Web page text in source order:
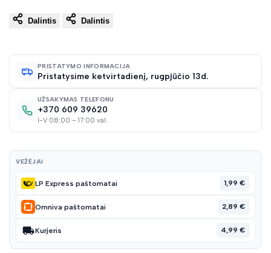
Dalintis Dalintis
PRISTATYMO INFORMACIJA
Pristatysime ketvirtadienį, rugpjūčio 13d.
UŽSAKYMAS TELEFONU
+370 609 39620
I-V 08:00 – 17:00 val.
VEŽĖJAI
LP Express paštomatai 1,99 €
Omniva paštomatai 2,89 €
Kurjeris 4,99 €